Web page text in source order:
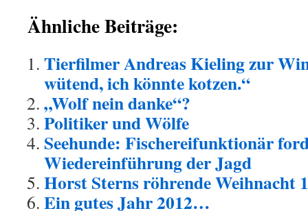
Ähnliche Beiträge:
Tierfilmer Andreas Kieling zur
wütend, ich könnte kotzen.“
„Wolf nein danke“?
Politiker und Wölfe
Seehunde: Fischereifunktionär
Wiedereinführung der Jagd
Horst Sterns röhrende Weihnacht
Ein gutes Jahr 2012…